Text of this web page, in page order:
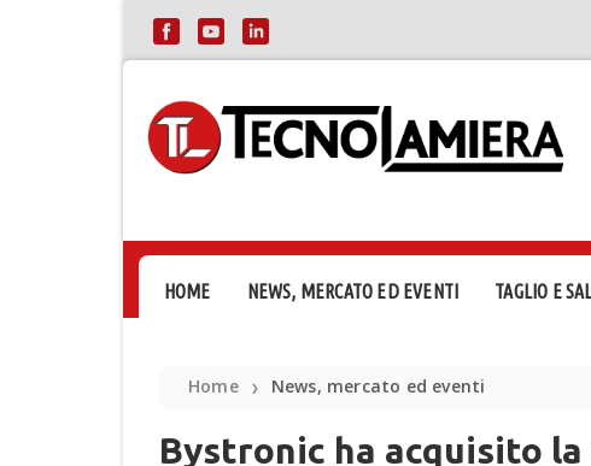
HOME NEWS, MERCATO ED EVENTI TAGLIO E
Home ❯ News, mercato ed eventi
Bystronic ha acquisito